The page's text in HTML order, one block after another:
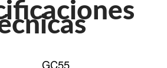
GC55